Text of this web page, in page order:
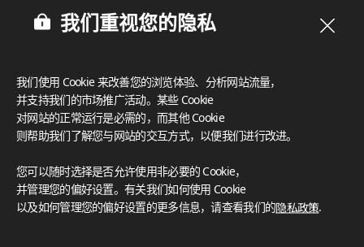
我们重视您的隐私
我们使用 Cookie 来改善您的浏览体验、分析网站流量，
并支持我们的市场推广活动。某些 Cookie
对网站的正常运行是必需的，而其他 Cookie
则帮助我们了解您与网站的交互方式，以便我们进行改进。
您可以随时选择是否允许使用非必要的 Cookie，
并管理您的偏好设置。有关我们如何使用 Cookie
以及如何管理您的偏好设置的更多信息，请查看我们的隐私政策.